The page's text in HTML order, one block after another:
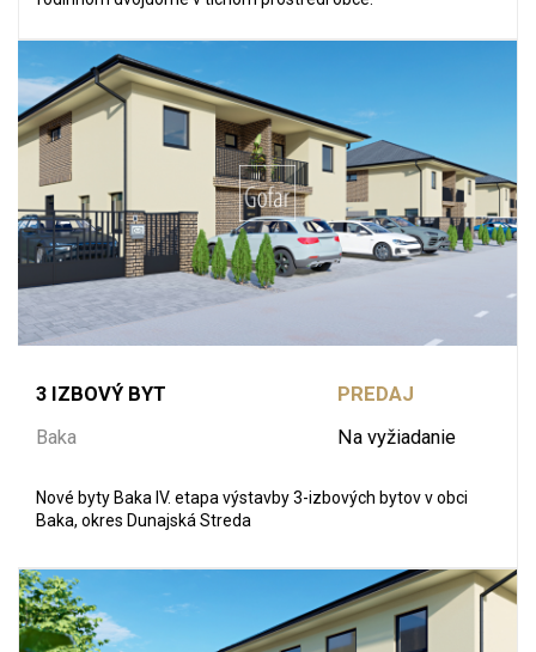
3 IZBOVÝ BYT
Baka
PREDAJ
Na vyžiadanie
Nové byty Baka IV. etapa výstavby 3-izbových bytov v obci
Baka, okres Dunajská Streda